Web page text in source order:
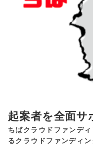
起案者を全面サ
ちばクラウドファンデ
るクラウドファンディ